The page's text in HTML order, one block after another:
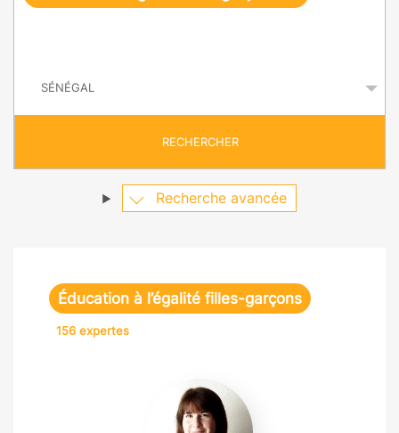
ê
e
RECHERCHER
Recherche avancée
Éducation à l’égalité filles-garçons
156 expertes
Amandine
Berton-
Schmitt